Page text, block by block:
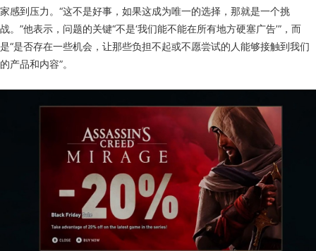
家感到压力。“这不是好事，如果这成为唯一的选择，那就是一个挑
战。”他表示，问题的关键“不是‘我们能不能在所有地方硬塞广告’”，而
是“是否存在一些机会，让那些负担不起或不愿尝试的人能够接触到我们
的产品和内容”。